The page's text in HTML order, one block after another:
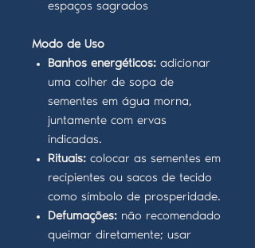
espaços sagrados
Modo de Uso
Banhos energéticos: adicionar
uma colher de sopa de
sementes em água morna,
juntamente com ervas
indicadas.
Rituais: colocar as sementes em
recipientes ou sacos de tecido
como símbolo de prosperidade.
Defumações: não recomendado
queimar diretamente; usar